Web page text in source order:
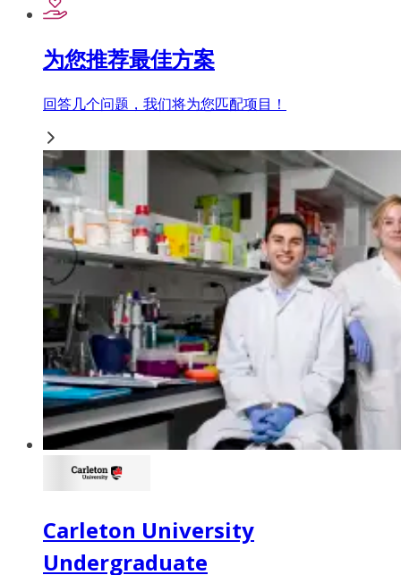
为您推荐最佳方案
回答几个问题，我们将为您匹配项目！
Carleton University
Undergraduate